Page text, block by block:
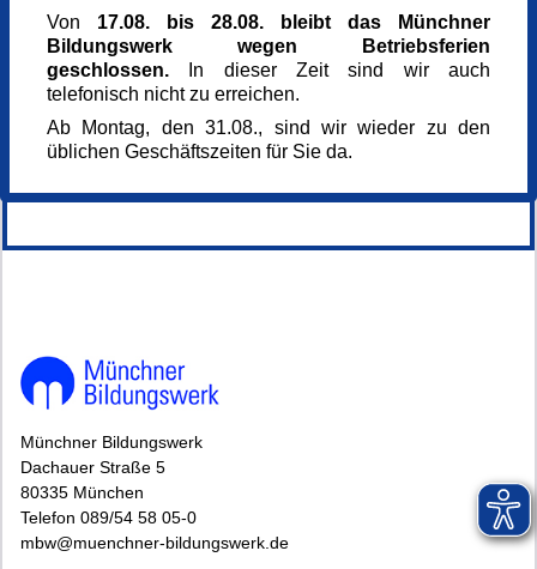
M.A. Florian Sepp
Historiker
Kursnummer
164440
144581*.
Münchner Bildungswerk
Dachauer Straße 5
80335 München
Telefon 089/54 58 05-0
mbw@muenchner-bildungswerk.de
Von 17.08. bis 28.08. bleibt das Münchner
Bildungswerk wegen Betriebsferien
geschlossen. In dieser Zeit sind wir auch
telefonisch nicht zu erreichen.
Ab Montag, den 31.08., sind wir wieder zu den
üblichen Geschäftszeiten für Sie da.